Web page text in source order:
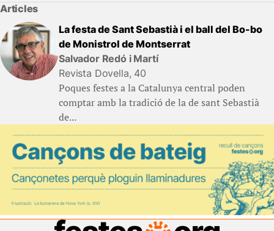
Articles
La festa de Sant Sebastià i el ball del Bo-bo
de Monistrol de Montserrat
Salvador Redó i Martí
Revista Dovella, 40
Poques festes a la Catalunya central poden
comptar amb la tradició de la de sant Sebastià
de...